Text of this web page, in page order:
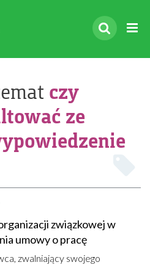
czy
ze
związkowej w
umowy o pracę
zwalniający swojego